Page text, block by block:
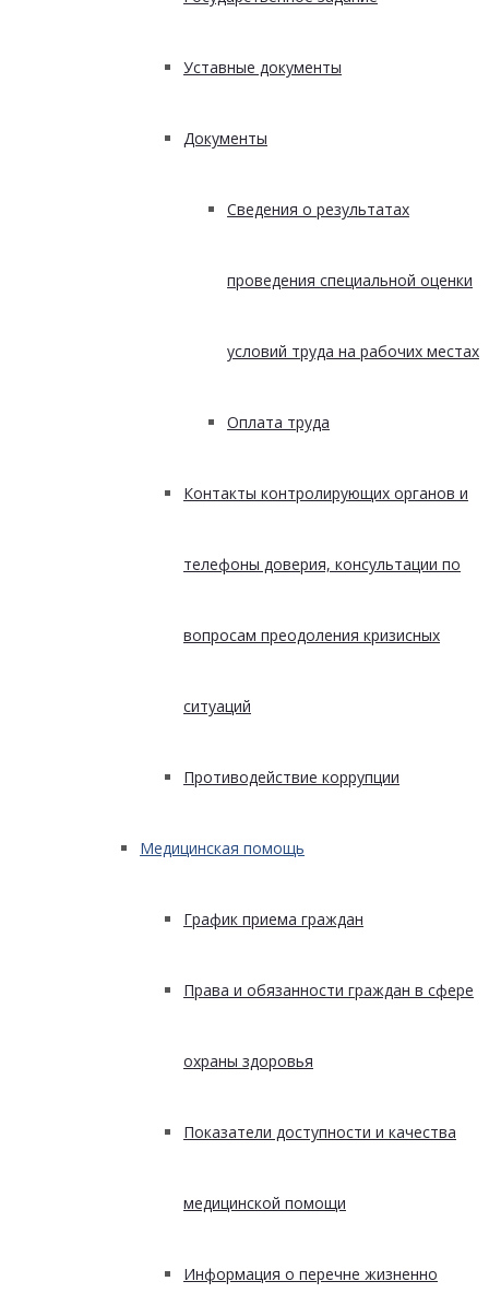
Уставные документы
Документы
Сведения о результатах
проведения специальной оценки
условий труда на рабочих местах
Оплата труда
Контакты контролирующих органов и
телефоны доверия, консультации по
вопросам преодоления кризисных
ситуаций
Противодействие коррупции
Медицинская помощь
График приема граждан
Права и обязанности граждан в сфере
охраны здоровья
Показатели доступности и качества
медицинской помощи
Информация о перечне жизненно